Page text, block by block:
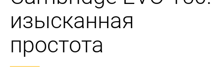
изысканная
простота